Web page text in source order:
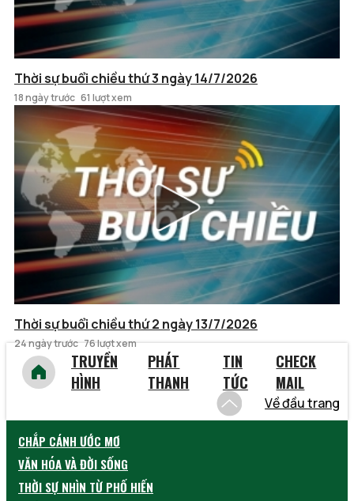
Thời sự buổi chiều thứ 3 ngày 14/7/2026
18 ngày trước 61 lượt xem
Thời sự buổi chiều thứ 2 ngày 13/7/2026
24 ngày trước 76 lượt xem
TRUYỀN
HÌNH
PHÁT
THANH
TIN
TỨC
CHECK
MAIL
Về đầu trang
CHẮP CÁNH ƯỚC MƠ
VĂN HÓA VÀ ĐỜI SỐNG
THỜI SỰ NHÌN TỪ PHỐ HIẾN